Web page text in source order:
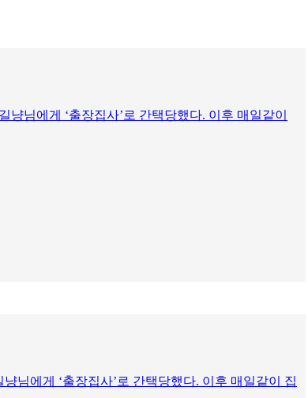
님에게 ‘출장집사’로 간택당했다. 이후 매일같이
님에게 ‘출장집사’로 간택당했다. 이후 매일같이 집